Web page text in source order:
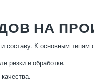
НА
составу. К основным типам
резки и обработки.